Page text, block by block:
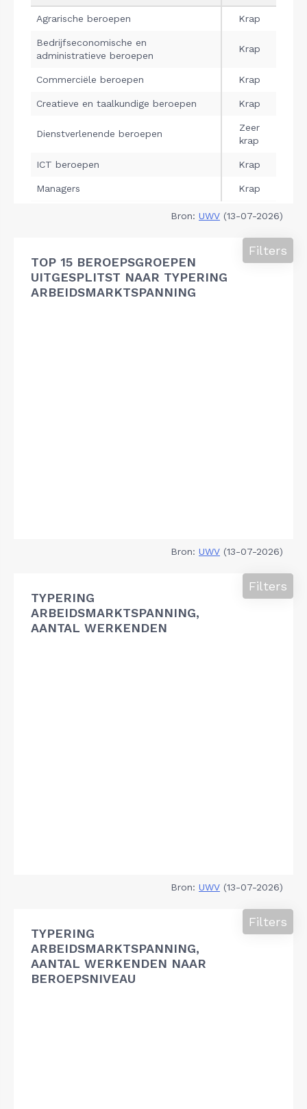
Bron: UWV (13-07-2026)
TOP 15 BEROEPSGROEPEN
UITGESPLITST NAAR TYPERING
ARBEIDSMARKTSPANNING
Filters
Bron: UWV (13-07-2026)
TYPERING
ARBEIDSMARKTSPANNING,
AANTAL WERKENDEN
Filters
Bron: UWV (13-07-2026)
TYPERING
ARBEIDSMARKTSPANNING,
AANTAL WERKENDEN NAAR
BEROEPSNIVEAU
Filters